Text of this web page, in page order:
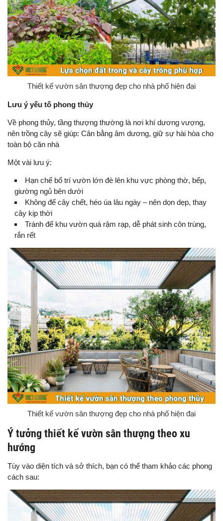
Thiết kế vườn sân thượng đẹp cho nhà phố hiện đại
Lưu ý yếu tố phong thủy
Về phong thủy, tầng thượng thường là nơi khí dương vượng,
nên trồng cây sẽ giúp: Cân bằng âm dương, giữ sự hài hòa cho
toàn bộ căn nhà
Một vài lưu ý:
Hạn chế bố trí vườn lớn đè lên khu vực phòng thờ, bếp,
giường ngủ bên dưới
Không để cây chết, héo úa lâu ngày – nên dọn dẹp, thay
cây kịp thời
Tránh để khu vườn quá rậm rạp, dễ phát sinh côn trùng,
rắn rết
Thiết kế vườn sân thượng đẹp cho nhà phố hiện đại
Ý tưởng thiết kế vườn sân thượng theo xu
hướng
Tùy vào diện tích và sở thích, bạn có thể tham khảo các phong
cách sau: